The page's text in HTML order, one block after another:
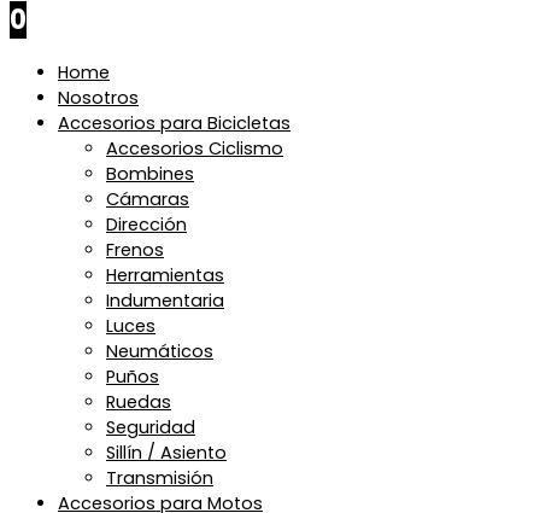
0
Home
Nosotros
Accesorios para Bicicletas
Accesorios Ciclismo
Bombines
Cámaras
Dirección
Frenos
Herramientas
Indumentaria
Luces
Neumáticos
Puños
Ruedas
Seguridad
Sillín / Asiento
Transmisión
Accesorios para Motos